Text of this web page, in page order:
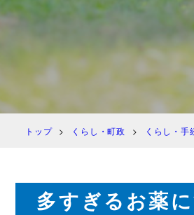
トップ くらし・町政 くらし・手
多すぎるお薬